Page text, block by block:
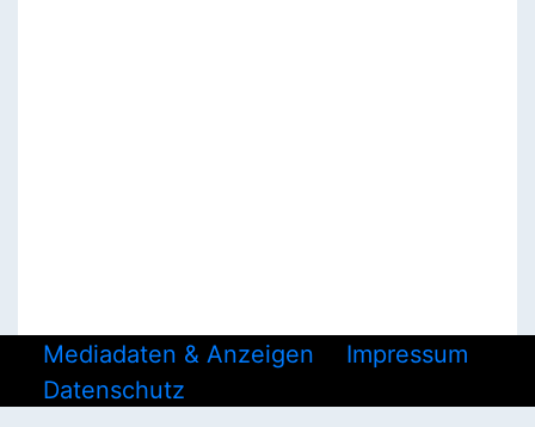
Mediadaten & Anzeigen
Impressum
Datenschutz